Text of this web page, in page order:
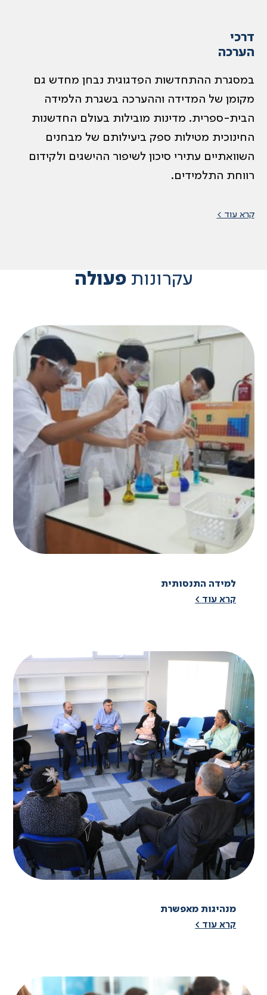
דרכי
הערכה
במסגרת ההתחדשות הפדגוגית נבחן מחדש גם
מקומן של המדידה וההערכה בשגרת הלמידה
הבית-ספרית. מדינות מובילות בעולם החדשנות
החינוכית מטילות ספק ביעילותם של מבחנים
השוואתיים עתירי סיכון לשיפור ההישגים ולקידום
רווחת התלמידים.
קרא עוד >
עקרונותפעולה
למידה התנסותית
קרא עוד >
מנהיגות מאפשרת
קרא עוד >